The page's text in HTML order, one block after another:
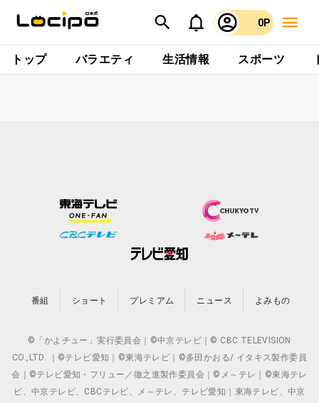
0P
トップ バラエティ 生活情報 スポーツ
番組 ショート プレミアム ニュース よみもの
©「かよチュー」実行委員会｜©中京テレビ｜© CBC TELEVISION
CO.,LTD. ｜©テレビ愛知｜©東海テレビ｜©多田かおる/ イタキス製作委員
会｜©テレビ愛知・フリュー／徹之進製作委員会｜©メ～テレ｜©東海テレ
ビ、中京テレビ、CBCテレビ、メ～テレ、テレビ愛知｜東海テレビ、中京